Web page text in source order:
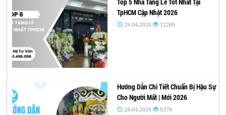
TpHCM Cập Nhật 2026
28-04-2026 12269
Hướng Dẫn Chi Tiết Chuẩn Bị Hậu Sự
Cho Người Mất | Mới 2026
28-04-2026 8378